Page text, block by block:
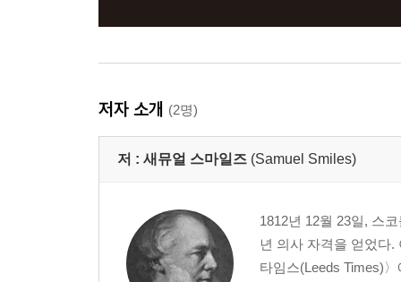
저자 소개 (2명)
저 : 새뮤얼 스마일즈 (Samuel Smiles)
1812년 12월 23일, 스
년 의사 자격을 얻었다
타임스(Leeds Times)